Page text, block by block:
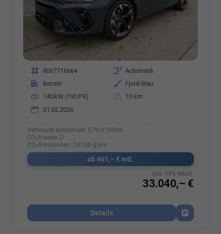
Fahrzeugnr. 8067716664 Getriebe Automatik
Kraftstoff
Benzin Außenfarbe
Fjord-Blau
Leistung
140 kW (190 PS) Kilometerstand
10 km
01.02.2026
Verbrauch kombiniert: 5,70 l/100km
CO2-Klasse: D
CO2-Emissionen: 131,00 g/km
ab 461,– € mtl.
33.040,– €
incl. 19% MwSt.
Details
Fahrzeug